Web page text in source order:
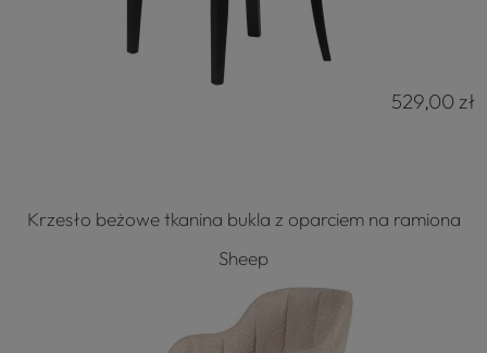
529,00 zł
Krzesło beżowe tkanina bukla z oparciem na ramiona
Sheep